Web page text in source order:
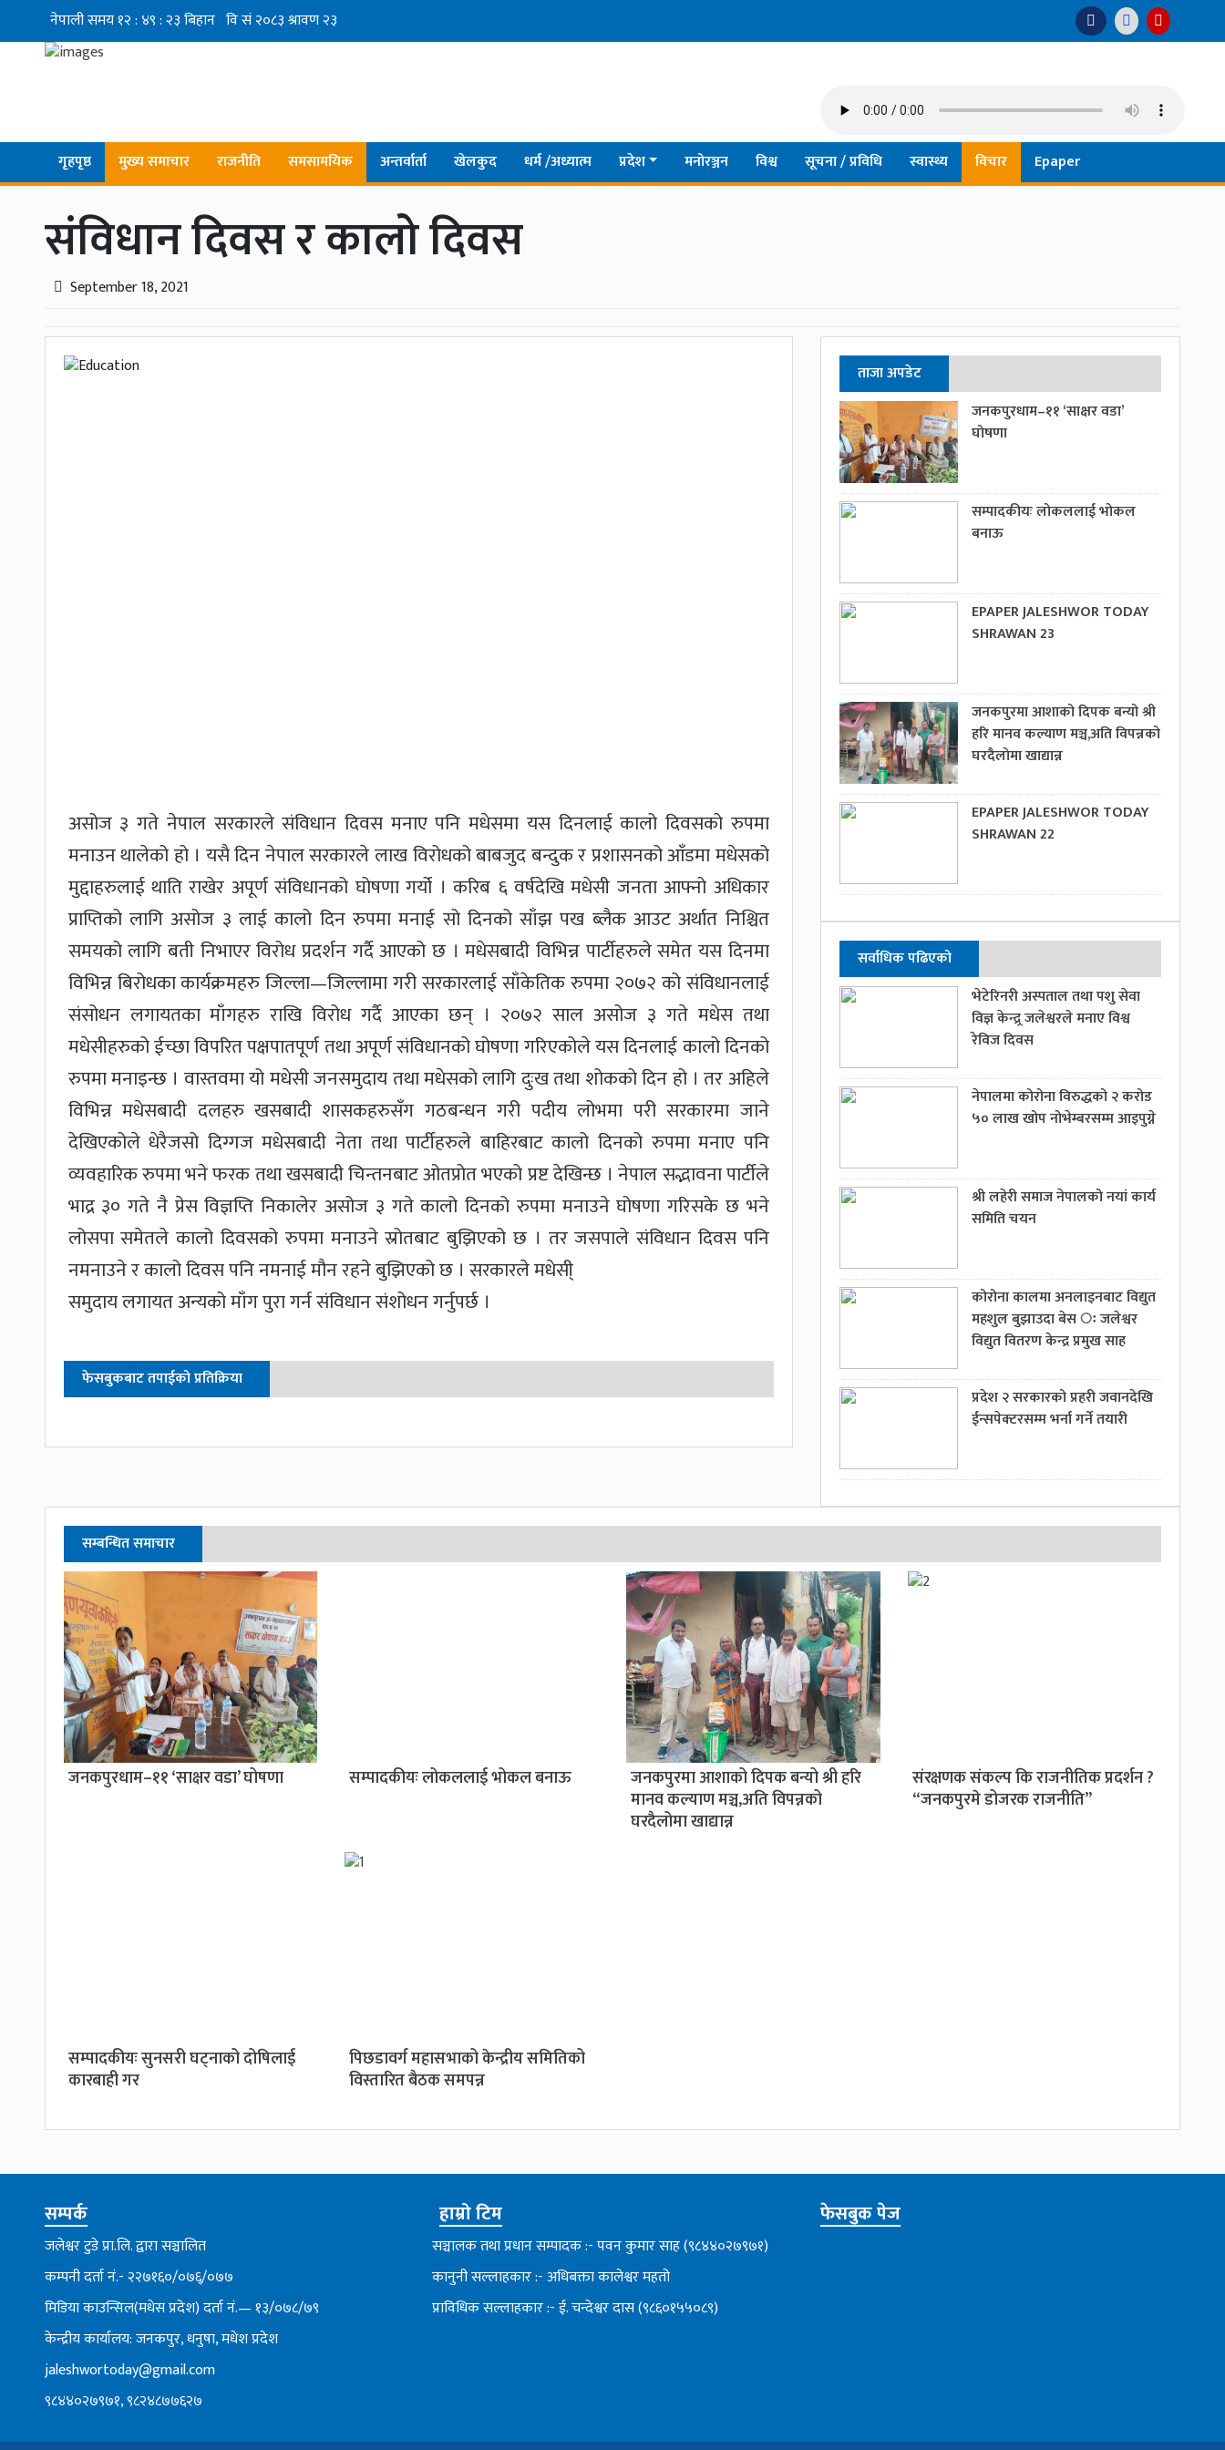
गृहपृष्ठ मुख्य समाचार राजनीति समसामयिक अन्तर्वार्ता खेलकुद धर्म /अध्यात्म प्रदेश मनोरञ्जन विश्व सूचना / प्रविधि स्वास्थ्य विचार Epaper
संविधान दिवस र कालो दिवस
September 18, 2021
असोज ३ गते नेपाल सरकारले संविधान दिवस मनाए पनि मधेसमा यस दिनलाई कालो दिवसको रुपमा
मनाउन थालेको हो । यसै दिन नेपाल सरकारले लाख विरोधको बाबजुद बन्दुक र प्रशासनको आँडमा मधेसको
मुद्दाहरुलाई थाति राखेर अपूर्ण संविधानको घोषणा गर्यो । करिब ६ वर्षदेखि मधेसी जनता आफ्नो अधिकार
प्राप्तिको लागि असोज ३ लाई कालो दिन रुपमा मनाई सो दिनको साँझ पख ब्लैक आउट अर्थात निश्चित
समयको लागि बती निभाएर विरोध प्रदर्शन गर्दै आएको छ । मधेसबादी विभिन्न पार्टीहरुले समेत यस दिनमा
विभिन्न बिरोधका कार्यक्रमहरु जिल्ला—जिल्लामा गरी सरकारलाई साँकेतिक रुपमा २०७२ को संविधानलाई
संसोधन लगायतका माँगहरु राखि विरोध गर्दै आएका छन् । २०७२ साल असोज ३ गते मधेस तथा
मधेसीहरुको ईच्छा विपरित पक्षपातपूर्ण तथा अपूर्ण संविधानको घोषणा गरिएकोले यस दिनलाई कालो दिनको
रुपमा मनाइन्छ । वास्तवमा यो मधेसी जनसमुदाय तथा मधेसको लागि दुःख तथा शोकको दिन हो । तर अहिले
विभिन्न मधेसबादी दलहरु खसबादी शासकहरुसँग गठबन्धन गरी पदीय लोभमा परी सरकारमा जाने
देखिएकोले धेरैजसो दिग्गज मधेसबादी नेता तथा पार्टीहरुले बाहिरबाट कालो दिनको रुपमा मनाए पनि
व्यवहारिक रुपमा भने फरक तथा खसबादी चिन्तनबाट ओतप्रोत भएको प्रष्ट देखिन्छ । नेपाल सद्भावना पार्टीले
भाद्र ३० गते नै प्रेस विज्ञप्ति निकालेर असोज ३ गते कालो दिनको रुपमा मनाउने घोषणा गरिसके छ भने
लोसपा समेतले कालो दिवसको रुपमा मनाउने स्रोतबाट बुझिएको छ । तर जसपाले संविधान दिवस पनि
नमनाउने र कालो दिवस पनि नमनाई मौन रहने बुझिएको छ । सरकारले मधेसी्
समुदाय लगायत अन्यको माँग पुरा गर्न संविधान संशोधन गर्नुपर्छ ।
फेसबुकबाट तपाईको प्रतिक्रिया
ताजा अपडेट
जनकपुरधाम–११ ‘साक्षर वडा’
घोषणा
सम्पादकीयः लोकललाई भोकल
बनाऊ
EPAPER JALESHWOR TODAY
SHRAWAN 23
जनकपुरमा आशाको दिपक बन्यो श्री
हरि मानव कल्याण मञ्च,अति विपन्नको
घरदैलोमा खाद्यान्न
EPAPER JALESHWOR TODAY
SHRAWAN 22
सर्वाधिक पढिएको
भेटेरिनरी अस्पताल तथा पशु सेवा
विज्ञ केन्द्र्र जलेश्वरले मनाए विश्व
रेविज दिवस
नेपालमा कोरोना विरुद्धको २ करोड
५० लाख खोप नोभेम्बरसम्म आइपुग्ने
श्री लहेरी समाज नेपालको नयां कार्य
समिति चयन
कोरोना कालमा अनलाइनबाट विद्युत
महशुल बुझाउदा बेस ः जलेश्वर
विद्युत वितरण केन्द्र प्रमुख साह
प्रदेश २ सरकारको प्रहरी जवानदेखि
ईन्सपेक्टरसम्म भर्ना गर्ने तयारी
सम्बन्धित समाचार
जनकपुरधाम–११ ‘साक्षर वडा’ घोषणा सम्पादकीयः लोकललाई भोकल बनाऊ
जनकपुरमा आशाको दिपक बन्यो श्री हरि
मानव कल्याण मञ्च,अति विपन्नको
घरदैलोमा खाद्यान्न
संरक्षणक संकल्प कि राजनीतिक प्रदर्शन ?
“जनकपुरमे डोजरक राजनीति”
सम्पादकीयः सुनसरी घट्नाको दोषिलाई
कारबाही गर
पिछडावर्ग महासभाको केन्द्रीय समितिको
विस्तारित बैठक समपन्न
सम्पर्क
जलेश्वर टुडे प्रा.लि. द्वारा सञ्चालित
कम्पनी दर्ता नं.- २२७१६०/०७६्/०७७
मिडिया काउन्सिल(मधेस प्रदेश) दर्ता नं.— १३/०७८/७९
केन्द्रीय कार्यालय: जनकपुर, धनुषा, मधेश प्रदेश
jaleshwortoday@gmail.com
९८४४०२७९७१, ९८२४८७७६२७
हाम्रो टिम
सञ्चालक तथा प्रधान सम्पादक :- पवन कुमार साह (९८४४०२७९७१)
कानुनी सल्लाहकार :- अधिबक्ता कालेश्वर महतो
प्राविधिक सल्लाहकार :- ई. चन्देश्वर दास (९८६०१५५०८९)
फेसबुक पेज